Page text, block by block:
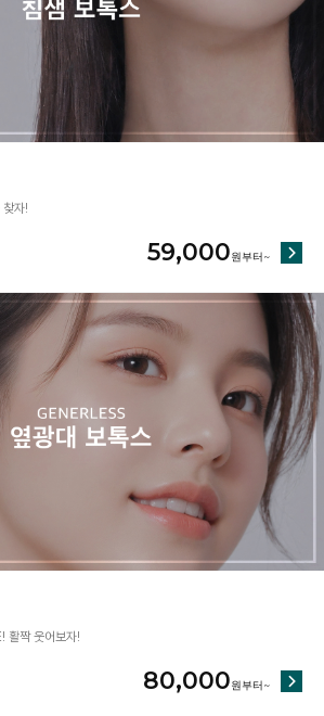
자!
59,000
활짝 웃어보자!
80,000